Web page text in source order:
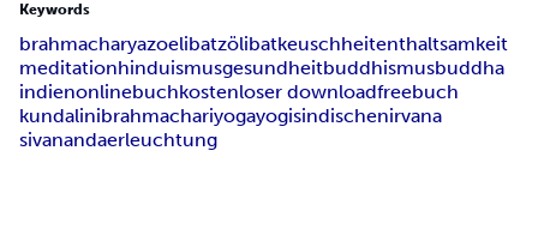
Keywords
brahmacharyazoelibatzölibatkeuschheitenthaltsamkeit
meditationhinduismusgesundheitbuddhismusbuddha
indienonlinebuchkostenloser downloadfreebuch
kundalinibrahmachariyogayogisindischenirvana
sivanandaerleuchtung